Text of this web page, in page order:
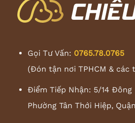
Gọi Tư Vấn: 0765.78.0765
(Đón tận nơi TPHCM & các
Điểm Tiếp Nhận: 5/14 Đông
Phường Tân Thới Hiệp,